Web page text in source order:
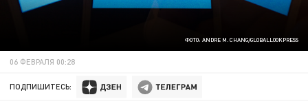
ФОТО: ANDRE M. CHANG/GLOBALLOOKPRESS
06 ФЕВРАЛЯ 00:28
ПОДПИШИТЕСЬ: